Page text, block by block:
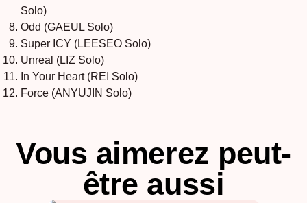
Solo)
Odd (GAEUL Solo)
Super ICY (LEESEO Solo)
Unreal (LIZ Solo)
In Your Heart (REI Solo)
Force (ANYUJIN Solo)
Vous aimerez peut-
être aussi